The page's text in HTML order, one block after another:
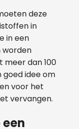
deze
in
in een
worden
dan 100
goed idee om
voor het
vervangen.